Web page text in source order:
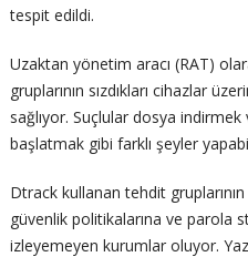
tespit edildi.
Uzaktan yönetim aracı (RAT)
gruplarının sızdıkları cihazlar
sağlıyor. Suçlular dosya
başlatmak gibi farklı şeyler
Dtrack kullanan tehdit
güvenlik politikalarına ve parola
izleyemeyen kurumlar oluyor.